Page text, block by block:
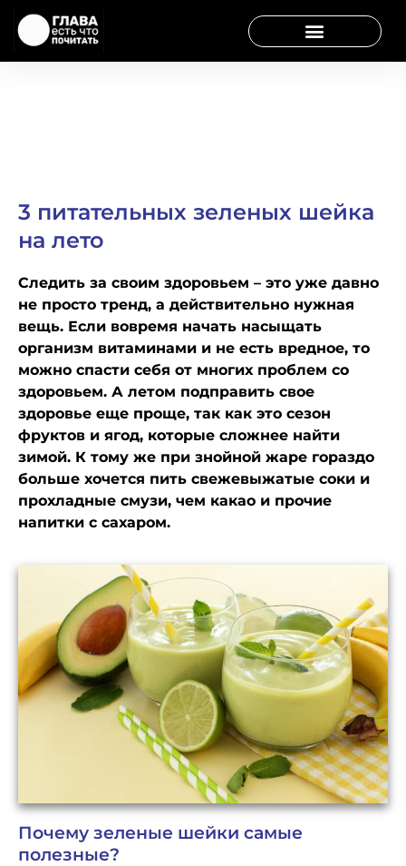
3 питательных зеленых шейка
на лето
Следить за своим здоровьем – это уже давно
не просто тренд, а действительно нужная
вещь. Если вовремя начать насыщать
организм витаминами и не есть вредное, то
можно спасти себя от многих проблем со
здоровьем. А летом подправить свое
здоровье еще проще, так как это сезон
фруктов и ягод, которые сложнее найти
зимой. К тому же при знойной жаре гораздо
больше хочется пить свежевыжатые соки и
прохладные смузи, чем какао и прочие
напитки с сахаром.
Почему зеленые шейки самые
полезные?